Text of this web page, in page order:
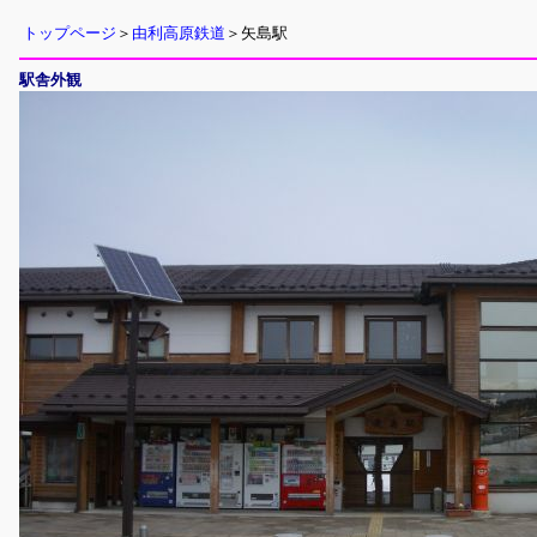
トップページ ＞ 由利高原鉄道 ＞矢島駅
駅舎外観